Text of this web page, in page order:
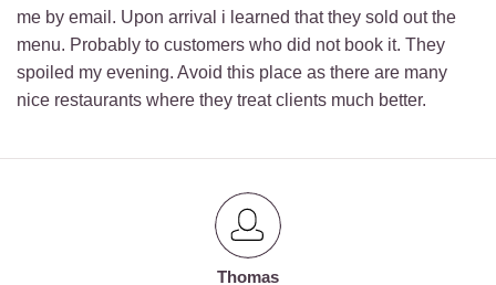
me by email. Upon arrival i learned that they sold out the
menu. Probably to customers who did not book it. They
spoiled my evening. Avoid this place as there are many
nice restaurants where they treat clients much better.
Thomas